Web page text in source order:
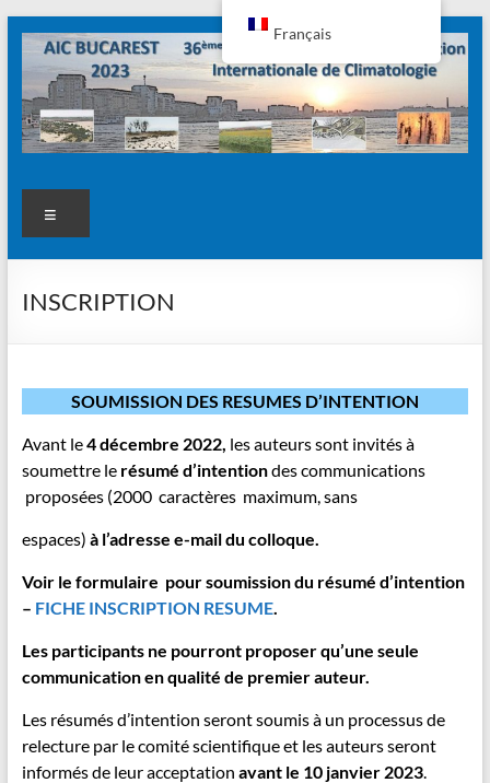
contenu
AIC2023
INSCRIPTION
SOUMISSION DES RESUMES D’INTENTION
Avant le4 décembre 2022, les auteurs sont invités à
soumettre le résumé d’intentiondes communications
proposées (2000 caractères maximum, sans
espaces) à l’adresse e-mail du colloque
Voir le formulaire pour soumission du résumé d’intention
– FICHE INSCRIPTION RESUME.
Les participants ne pourront proposer qu’une seule
communication en qualité de premier auteur.
Les résumés d’intention seront soumis à un processus de
relecture par le comité scientifique et les auteurs seront
informés de leur acceptation avant le 10 janvier 2023.
Français